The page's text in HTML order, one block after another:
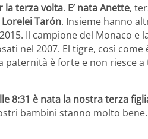
la terza volta. E’ nata Anette,
Tarón. Insieme hanno
Il campione del Monaco
nel 2007. El tigre, così
paternità è forte e non riesce
8:31 è nata la nostra terza
bambini stanno molto